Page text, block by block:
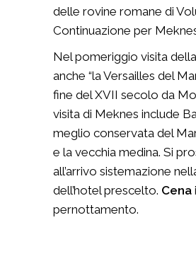
delle rovine romane di
Continuazione per
Nel pomeriggio visita
anche “la Versailles del
fine del XVII secolo da
visita di Meknes include
meglio conservata del
e la vecchia medina. Si
all’arrivo sistemazione
dell’hotel prescelto. Cena
pernottamento.